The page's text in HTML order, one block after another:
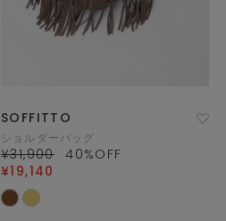
SOFFITTO
ショルダーバッグ
¥31,900 40%OFF
¥19,140